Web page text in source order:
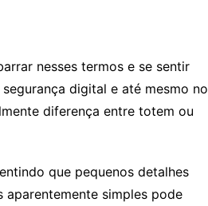
nesses termos e se sentir
digital e até mesmo no
diferença entre totem ou
que pequenos detalhes
simples pode